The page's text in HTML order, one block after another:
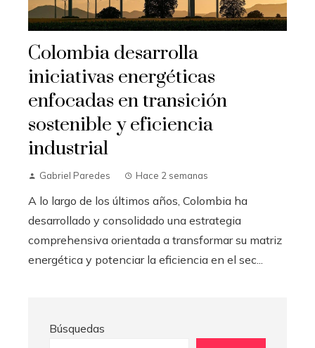
Colombia desarrolla
iniciativas energéticas
enfocadas en transición
sostenible y eficiencia
industrial
Gabriel Paredes Hace 2 semanas
A lo largo de los últimos años, Colombia ha
desarrollado y consolidado una estrategia
comprehensiva orientada a transformar su matriz
energética y potenciar la eficiencia en el sec...
Búsquedas